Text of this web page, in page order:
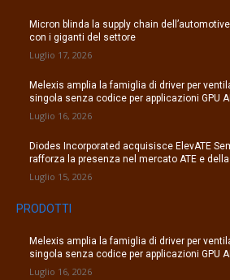
Micron blinda la supply chain
con i giganti del settore
Luglio 17, 2026
Melexis amplia la famiglia di driver per
singola senza codice per applicazioni GPU AI
Luglio 16, 2026
Diodes Incorporated acquisisce ElevATE
rafforza la presenza nel mercato ATE e
Luglio 15, 2026
PRODOTTI
Melexis amplia la famiglia di driver per
singola senza codice per applicazioni GPU AI
Luglio 16, 2026